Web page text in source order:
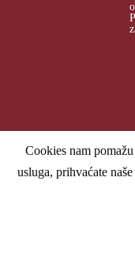
Cookies nam
usluga, prihvaćate